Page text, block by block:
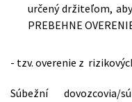
určený držiteľom,
PREBEHNE
- tzv. overenie z
Súbežní